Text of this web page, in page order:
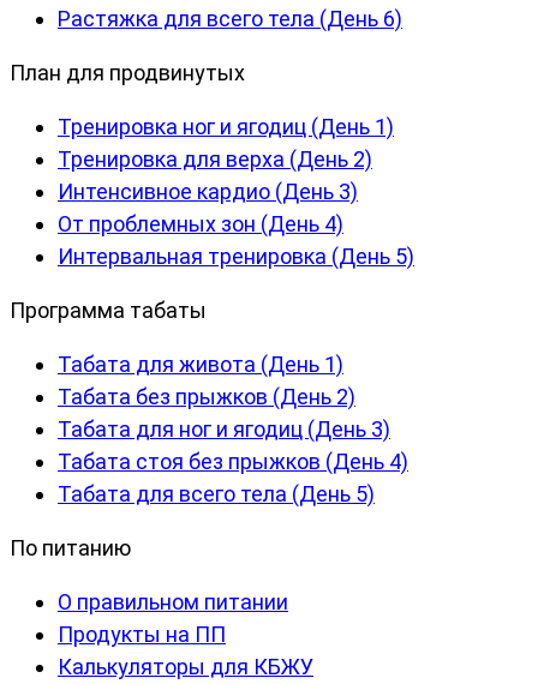
Растяжка для всего тела (День 6)
План для продвинутых
Тренировка ног и ягодиц (День 1)
Тренировка для верха (День 2)
Интенсивное кардио (День 3)
От проблемных зон (День 4)
Интервальная тренировка (День 5)
Программа табаты
Табата для живота (День 1)
Табата без прыжков (День 2)
Табата для ног и ягодиц (День 3)
Табата стоя без прыжков (День 4)
Табата для всего тела (День 5)
По питанию
О правильном питании
Продукты на ПП
Калькуляторы для КБЖУ